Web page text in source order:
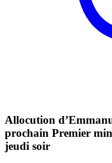
Allocution
prochain Premier
jeudi soir